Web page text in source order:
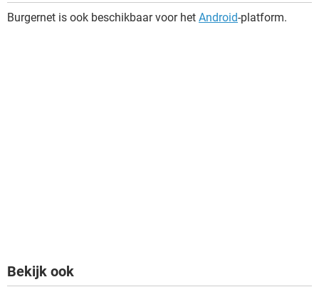
Burgernet is ook beschikbaar voor het Android-platform.
Bekijk ook